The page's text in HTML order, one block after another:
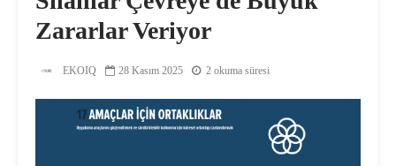
Zararlar Veriyor
EKOIQ 28 Kasım 2025 2 okuma süresi